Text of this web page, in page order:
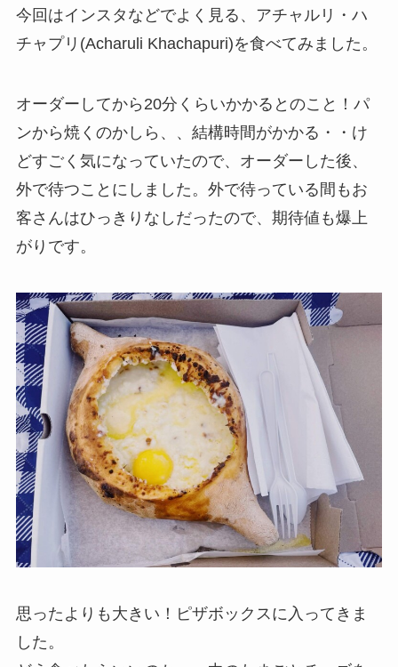
今回はインスタなどでよく見る、アチャルリ・ハ
チャプリ(Acharuli Khachapuri)を食べてみました。
オーダーしてから20分くらいかかるとのこと！パ
ンから焼くのかしら、、結構時間がかかる・・け
どすごく気になっていたので、オーダーした後、
外で待つことにしました。外で待っている間もお
客さんはひっきりなしだったので、期待値も爆上
がりです。
思ったよりも大きい！ピザボックスに入ってきま
した。